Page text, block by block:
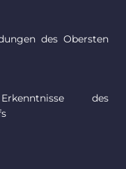
des Obersten
des